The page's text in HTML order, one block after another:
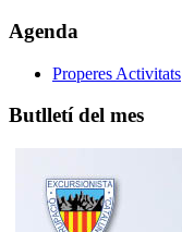
Agenda
Properes Activitats
Butlletí del mes